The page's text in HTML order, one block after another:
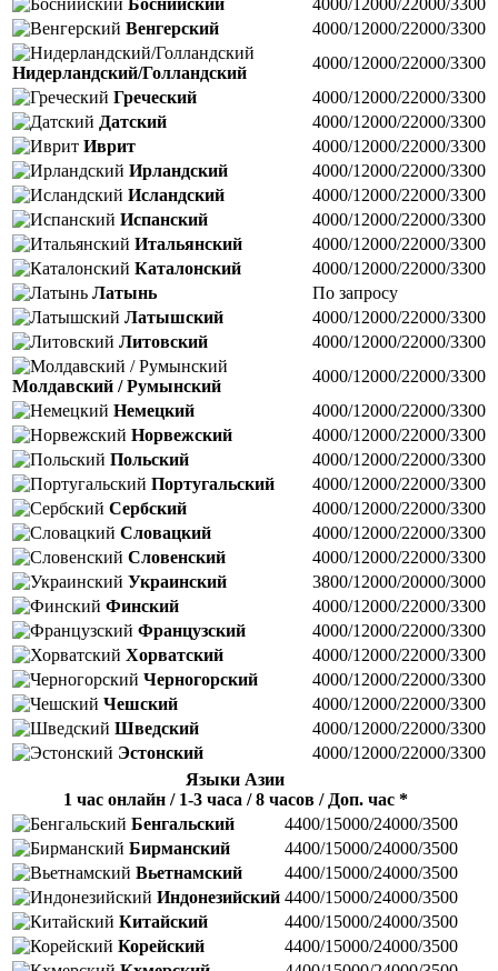
Венгерский
4000/12000/22000/3300
Нидерландский/Голландский
4000/12000/22000/3300
Греческий
4000/12000/22000/3300
Датский
4000/12000/22000/3300
Иврит
4000/12000/22000/3300
Ирландский
4000/12000/22000/3300
Исландский
4000/12000/22000/3300
Испанский
4000/12000/22000/3300
Итальянский
4000/12000/22000/3300
Каталонский
4000/12000/22000/3300
Латынь
По запросу
Латышский
4000/12000/22000/3300
Литовский
4000/12000/22000/3300
Молдавский / Румынский
4000/12000/22000/3300
Немецкий
4000/12000/22000/3300
Норвежский
4000/12000/22000/3300
Польский
4000/12000/22000/3300
Португальский
4000/12000/22000/3300
Сербский
4000/12000/22000/3300
Словацкий
4000/12000/22000/3300
Словенский
4000/12000/22000/3300
Украинский
3800/12000/20000/3000
Финский
4000/12000/22000/3300
Французский
4000/12000/22000/3300
Хорватский
4000/12000/22000/3300
Черногорский
4000/12000/22000/3300
Чешский
4000/12000/22000/3300
Шведский
4000/12000/22000/3300
Эстонский
4000/12000/22000/3300
Языки Азии
1 час онлайн / 1-3 часа / 8 часов / Доп. час *
Бенгальский
4400/15000/24000/3500
Бирманский
4400/15000/24000/3500
Вьетнамский
4400/15000/24000/3500
Индонезийский 4400/15000/24000/3500
Китайский
4400/15000/24000/3500
Корейский
4400/15000/24000/3500